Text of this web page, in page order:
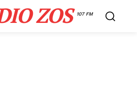
ZOS 107 FM